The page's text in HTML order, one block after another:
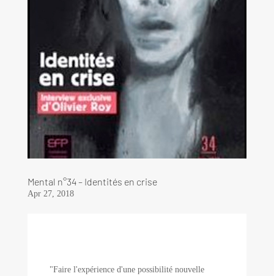
Mental n°34 – Identités en crise
Apr 27, 2018
"Faire l'expérience d'une possibilité nouvelle